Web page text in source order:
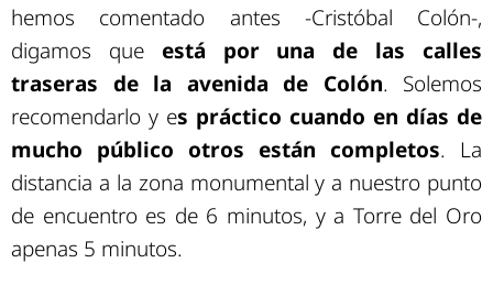
hemos comentado antes -Cristóbal Colón-,
digamos que está por una de las calles
traseras de la avenida de Colón. Solemos
recomendarlo y es práctico cuando en días de
mucho público otros están completos. La
distancia a la zona monumental y a nuestro punto
de encuentro es de 6 minutos, y a Torre del Oro
apenas 5 minutos.